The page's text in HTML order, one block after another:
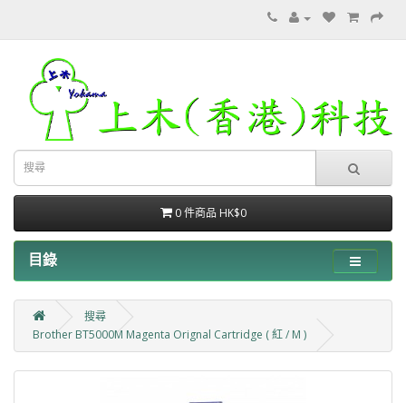
0 件商品 HK$0
目錄
搜尋
Brother BT5000M Magenta Orignal Cartridge ( 紅 / M )